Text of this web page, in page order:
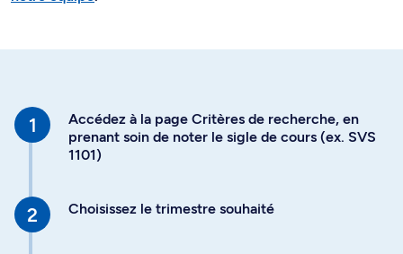
Accédez à la page Critères de recherche, en
prenant soin de noter le sigle de cours (ex. SVS
1101)
Choisissez le trimestre souhaité